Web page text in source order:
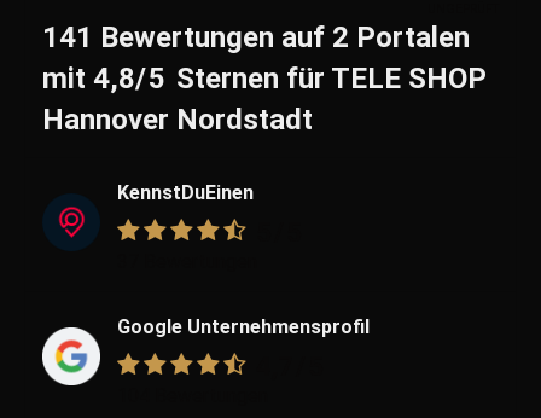
141 Bewertungen auf 2 Portalen
mit 4,8/5 Sternen für TELE SHOP
Hannover Nordstadt
KennstDuEinen
Google Unternehmensprofil